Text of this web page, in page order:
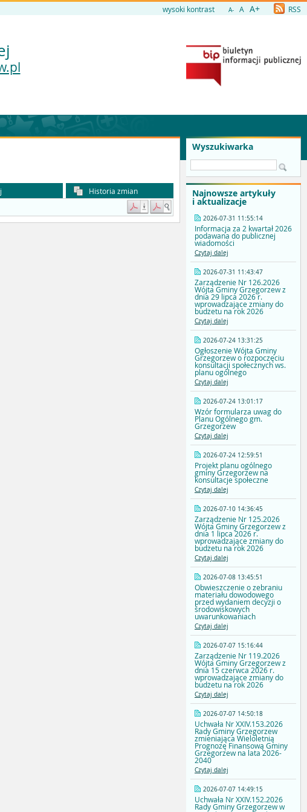
wysoki kontrast A- A A+ RSS
Wyszukiwarka
Najnowsze artykuły
i aktualizacje
2026-07-31 11:55:14
Informacja za 2 kwartał 2026
podawana do publicznej
wiadomości
Czytaj dalej
2026-07-31 11:43:47
Zarządzenie Nr 126.2026
Wójta Gminy Grzegorzew z
dnia 29 lipca 2026 r.
wprowadzające zmiany do
budżetu na rok 2026
Czytaj dalej
2026-07-24 13:31:25
Ogłoszenie Wójta Gminy
Grzegorzew o rozpoczęciu
konsultacji społecznych ws.
planu ogólnego
Czytaj dalej
2026-07-24 13:01:17
Wzór formularza uwag do
Planu Ogólnego gm.
Grzegorzew
Czytaj dalej
2026-07-24 12:59:51
Projekt planu ogólnego
gminy Grzegorzew na
konsultacje społeczne
Czytaj dalej
2026-07-10 14:36:45
Zarządzenie Nr 125.2026
Wójta Gminy Grzegorzew z
dnia 1 lipca 2026 r.
wprowadzające zmiany do
budżetu na rok 2026
Czytaj dalej
2026-07-08 13:45:51
Obwieszczenie o zebraniu
materiału dowodowego
przed wydaniem decyzji o
środowiskowych
uwarunkowaniach
Czytaj dalej
2026-07-07 15:16:44
Zarządzenie Nr 119.2026
Wójta Gminy Grzegorzew z
dnia 15 czerwca 2026 r.
wprowadzające zmiany do
budżetu na rok 2026
Czytaj dalej
2026-07-07 14:50:18
Uchwała Nr XXIV.153.2026
Rady Gminy Grzegorzew
zmieniająca Wieloletnią
Prognozę Finansową Gminy
Grzegorzew na lata 2026-
2040
Czytaj dalej
2026-07-07 14:49:15
Uchwała Nr XXIV.152.2026
Rady Gminy Grzegorzew w
Historia zmian